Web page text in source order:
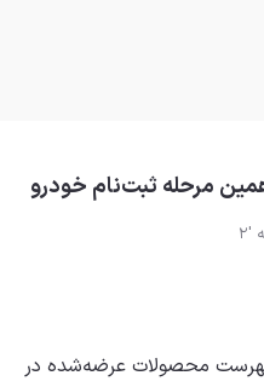
مرحله ثبت‌نام خودرو
'2
فهرست محصولات عرضه‌شده در